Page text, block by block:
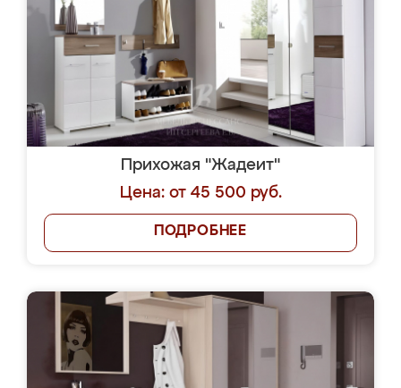
Прихожая "Жадеит"
Цена: от 45 500 руб.
ПОДРОБНЕЕ